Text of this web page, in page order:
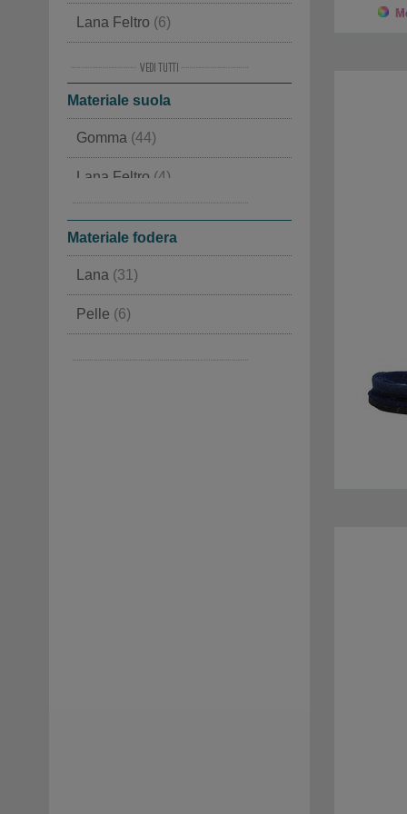
45(9)
46(7)
47(2)
Lana Feltro (6)
Agnello (6)
Similpelle(2)
Materiale suola
Gomma (44)
Lana Feltro (4)
Materiale fodera
Lana (31)
Pelle (6)